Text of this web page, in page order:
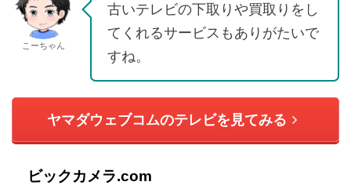
こーちゃん
古いテレビの下取りや買取りをし
てくれるサービスもありがたいで
すね。
ヤマダウェブコムのテレビを見てみる
ビックカメラ.com